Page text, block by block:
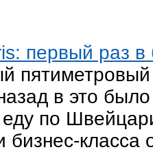
первый раз в
в это
по
бизнес-класса